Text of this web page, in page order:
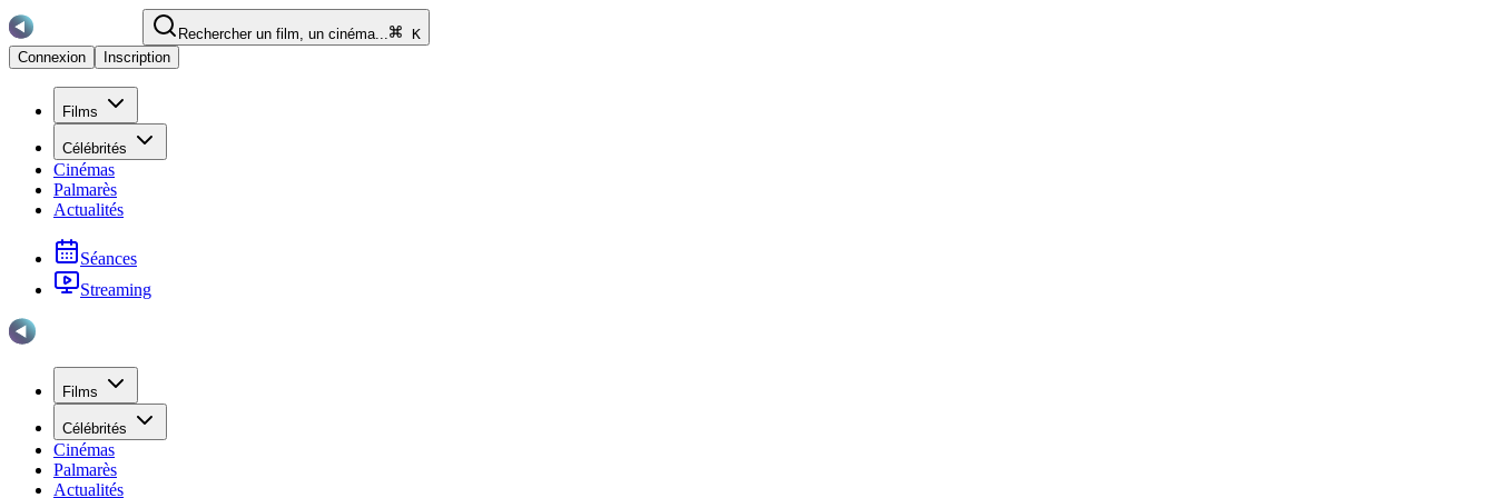
Rechercher un film, un cinéma...
K
Connexion
Inscription
Films
Célébrités
Cinémas
Palmarès
Actualités
Séances
Streaming
Films
Célébrités
Cinémas
Palmarès
Actualités